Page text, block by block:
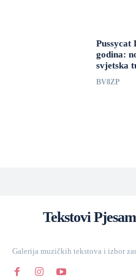
Pussycat
godina:
svjetska
BV8ZP
Tekstovi
Galerija muzičkih tekstova i izbor